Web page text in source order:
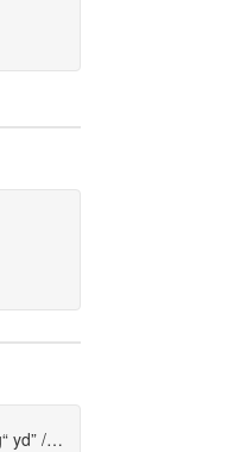
Solifenack搜索酸酸酸2.5mg“ yd” / solifenasco搜索fi